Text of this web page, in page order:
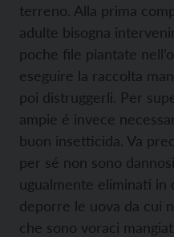
terreno. Alla prima
adulte bisogna
poche file piantate
eseguire la raccolta
poi distruggerli. Per
ampie é invece
buon insetticida. Va
per sé non sono
ugualmente eliminati in
deporre le uova da cui
che sono voraci